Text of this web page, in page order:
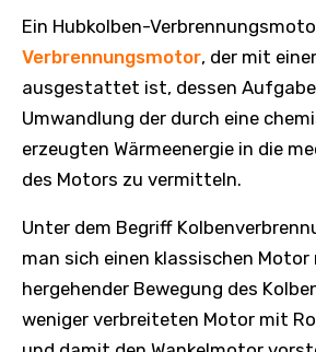
Ein Hubkolben-
Verbrennungsmotor, der mit
ausgestattet ist, dessen
Umwandlung der durch eine
erzeugten Wärmeenergie in die
des Motors zu vermitteln.
Unter dem Begriff
man sich einen klassischen
hergehender Bewegung des
weniger verbreiteten Motor mit